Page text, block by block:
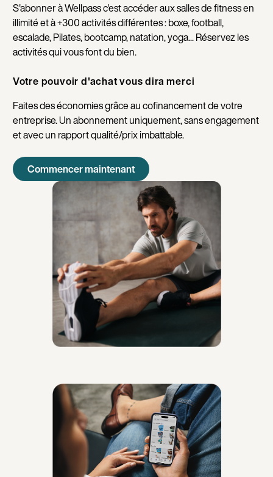
S'abonner à Wellpass c'est accéder aux salles de fitness en
illimité et à +300 activités différentes : boxe, football,
escalade, Pilates, bootcamp, natation, yoga... Réservez les
activités qui vous font du bien.
Votre pouvoir d'achat vous dira merci
Faites des économies grâce au cofinancement de votre
entreprise. Un abonnement uniquement, sans engagement
et avec un rapport qualité/prix imbattable.
Commencer maintenant